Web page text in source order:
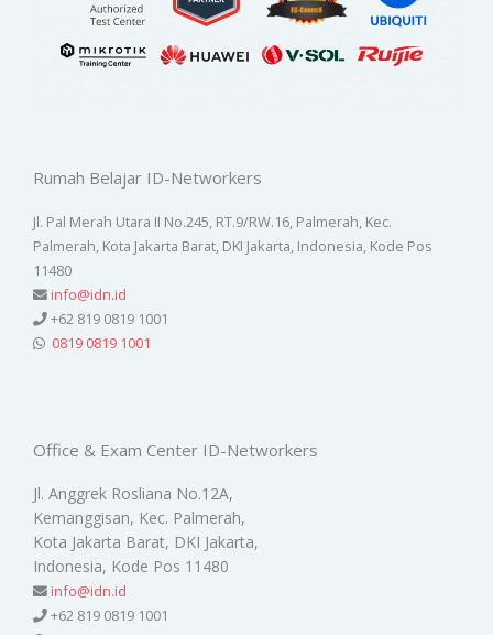
Rumah Belajar ID-Networkers
Jl. Pal Merah Utara II No.245, RT.9/RW.16, Palmerah, Kec.
Palmerah, Kota Jakarta Barat, DKI Jakarta, Indonesia, Kode Pos
11480
info@idn.id
+62 819 0819 1001
0819 0819 1001
Office & Exam Center ID-Networkers
Jl. Anggrek Rosliana No.12A,
Kemanggisan, Kec. Palmerah,
Kota Jakarta Barat, DKI Jakarta,
Indonesia, Kode Pos 11480
info@idn.id
+62 819 0819 1001